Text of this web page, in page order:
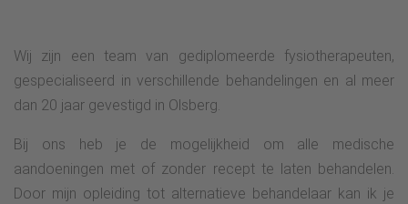
Wij zijn een team van gediplomeerde fysiotherapeuten,
gespecialiseerd in verschillende behandelingen en al meer
dan 20 jaar gevestigd in Olsberg.
Bij ons heb je de mogelijkheid om alle medische
aandoeningen met of zonder recept te laten behandelen.
Door mijn opleiding tot alternatieve behandelaar kan ik je